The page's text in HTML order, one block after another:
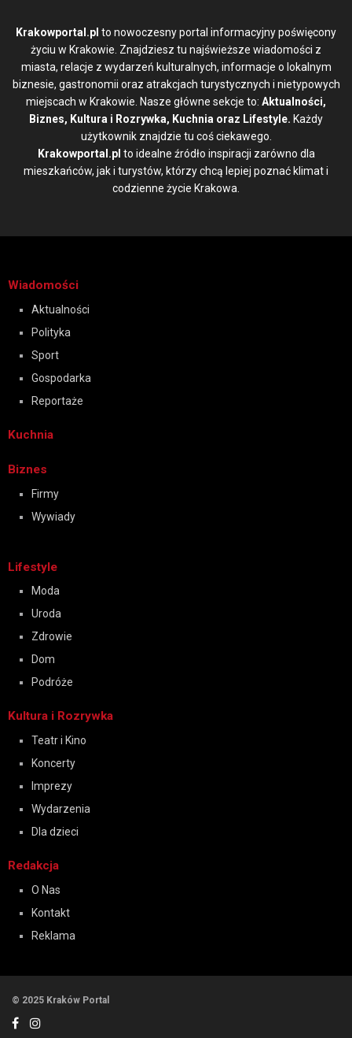
Krakowportal.pl to nowoczesny portal informacyjny poświęcony
życiu w Krakowie. Znajdziesz tu najświeższe wiadomości z
miasta, relacje z wydarzeń kulturalnych, informacje o lokalnym
biznesie, gastronomii oraz atrakcjach turystycznych i nietypowych
miejscach w Krakowie. Nasze główne sekcje to: Aktualności,
Biznes, Kultura i Rozrywka, Kuchnia oraz Lifestyle. Każdy
użytkownik znajdzie tu coś ciekawego.
Krakowportal.pl to idealne źródło inspiracji zarówno dla
mieszkańców, jak i turystów, którzy chcą lepiej poznać klimat i
codzienne życie Krakowa.
Wiadomości
Aktualności
Polityka
Sport
Gospodarka
Reportaże
Kuchnia
Biznes
Firmy
Wywiady
Lifestyle
Moda
Uroda
Zdrowie
Dom
Podróże
Kultura i Rozrywka
Teatr i Kino
Koncerty
Imprezy
Wydarzenia
Dla dzieci
Redakcja
O Nas
Kontakt
Reklama
© 2025 Kraków Portal